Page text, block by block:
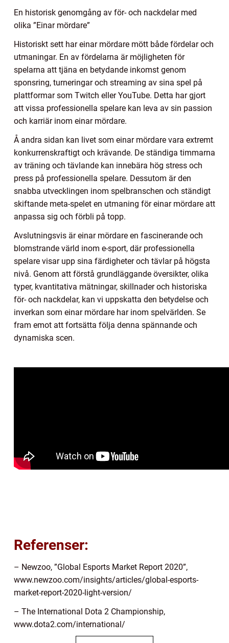
En historisk genomgång av för- och nackdelar med
olika ”Einar mördare”
Historiskt sett har einar mördare mött både fördelar och
utmaningar. En av fördelarna är möjligheten för
spelarna att tjäna en betydande inkomst genom
sponsring, turneringar och streaming av sina spel på
plattformar som Twitch eller YouTube. Detta har gjort
att vissa professionella spelare kan leva av sin passion
och karriär inom einar mördare.
Å andra sidan kan livet som einar mördare vara extremt
konkurrenskraftigt och krävande. De ständiga timmarna
av träning och tävlande kan innebära hög stress och
press på professionella spelare. Dessutom är den
snabba utvecklingen inom spelbranschen och ständigt
skiftande meta-spelet en utmaning för einar mördare att
anpassa sig och förbli på topp.
Avslutningsvis är einar mördare en fascinerande och
blomstrande värld inom e-sport, där professionella
spelare visar upp sina färdigheter och tävlar på högsta
nivå. Genom att förstå grundläggande översikter, olika
typer, kvantitativa mätningar, skillnader och historiska
för- och nackdelar, kan vi uppskatta den betydelse och
inverkan som einar mördare har inom spelvärlden. Se
fram emot att fortsätta följa denna spännande och
dynamiska scen.
Referenser:
– Newzoo, ”Global Esports Market Report 2020”,
www.newzoo.com/insights/articles/global-esports-
market-report-2020-light-version/
– The International Dota 2 Championship,
www.dota2.com/international/